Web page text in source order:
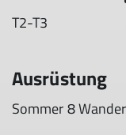
T2-T3
Ausrüstung
Sommer 8